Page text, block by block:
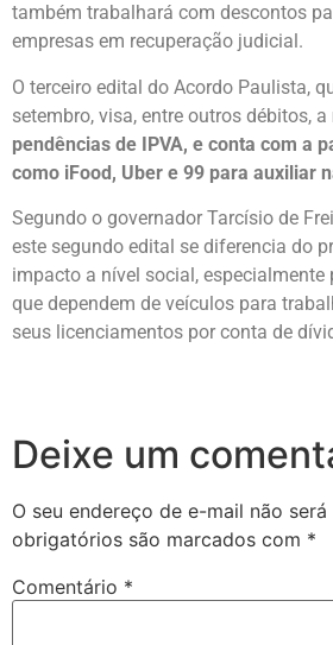
também trabalhará com descontos
empresas em recuperação judicial.
O terceiro edital do Acordo Paulista,
setembro, visa, entre outros débitos, a
pendências de IPVA, e conta com a
como iFood, Uber e 99 para auxiliar
Segundo o governador Tarcísio de
este segundo edital se diferencia do
impacto a nível social, especialmente
que dependem de veículos para
seus licenciamentos por conta de
Deixe um
O seu endereço de e-mail não
obrigatórios são marcados com *
Comentário *